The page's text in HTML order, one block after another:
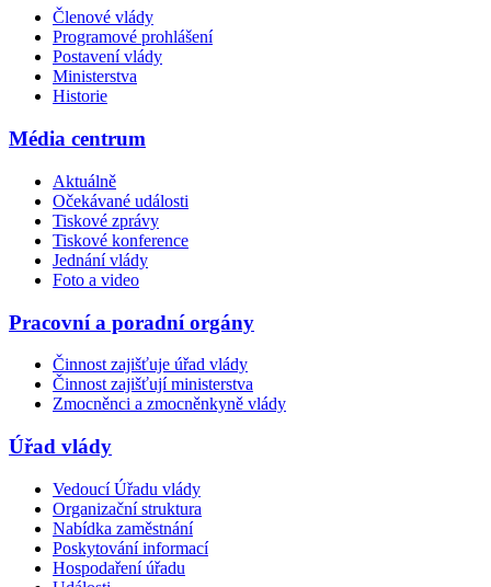
Členové vlády
Programové prohlášení
Postavení vlády
Ministerstva
Historie
Média centrum
Aktuálně
Očekávané události
Tiskové zprávy
Tiskové konference
Jednání vlády
Foto a video
Pracovní a poradní orgány
Činnost zajišťuje úřad vlády
Činnost zajišťují ministerstva
Zmocněnci a zmocněnkyně vlády
Úřad vlády
Vedoucí Úřadu vlády
Organizační struktura
Nabídka zaměstnání
Poskytování informací
Hospodaření úřadu